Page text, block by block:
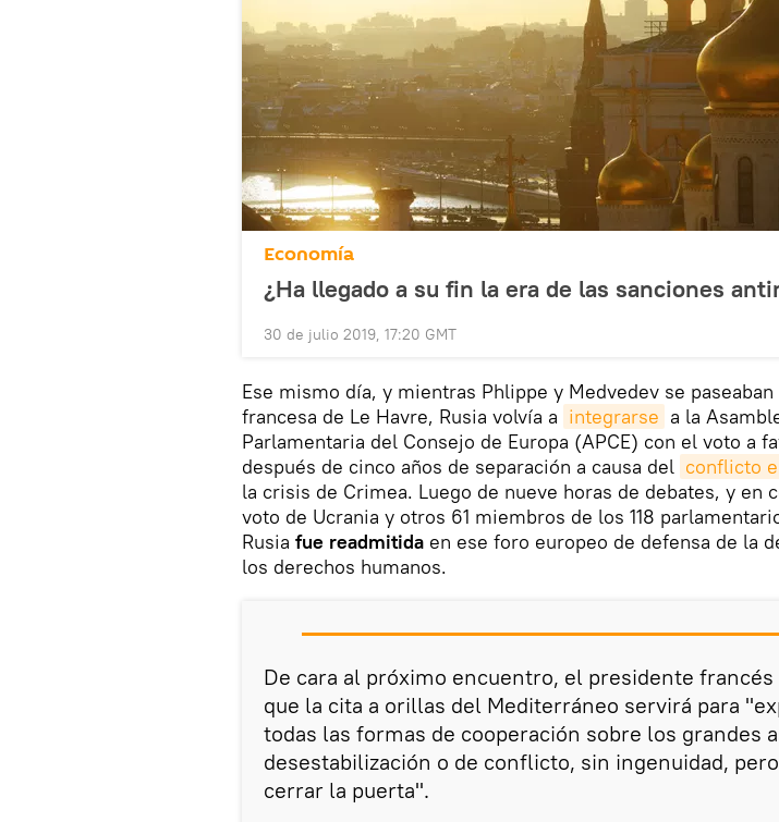
Economía
¿Ha llegado a su fin la era de las sanciones
30 de julio 2019, 17:20 GMT
Ese mismo día, y mientras Phlippe y Medvedev se
francesa de Le Havre, Rusia volvía a integrarse a la
Parlamentaria del Consejo de Europa (APCE) con el voto a
después de cinco años de separación a causa del conflicto
la crisis de Crimea. Luego de nueve horas de debates, y en
voto de Ucrania y otros 61 miembros de los 118
Rusia fue readmitida en ese foro europeo de defensa de la
los derechos humanos.
De cara al próximo encuentro, el presidente francés
que la cita a orillas del Mediterráneo servirá para
todas las formas de cooperación sobre los grandes
desestabilización o de conflicto, sin ingenuidad,
cerrar la puerta".